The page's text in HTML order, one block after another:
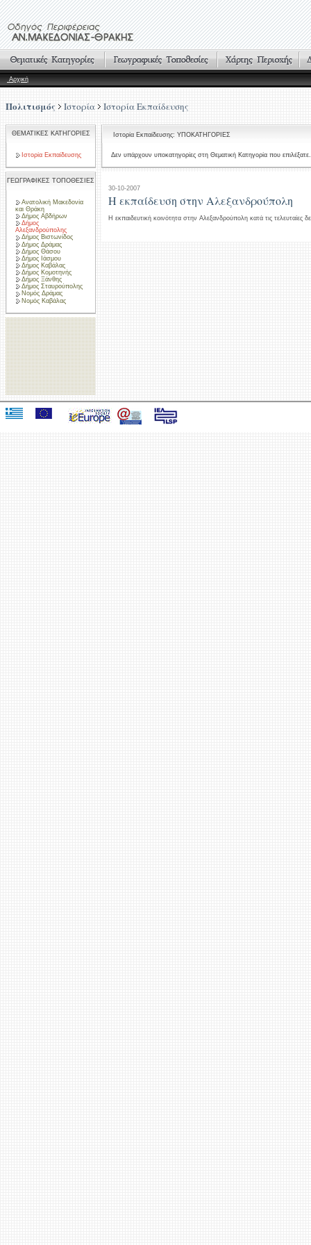
Αρχική
Πολιτισμός Ιστορία Ιστορία Εκπαίδευσης
ΘΕΜΑΤΙΚΕΣ ΚΑΤΗΓΟΡΙΕΣ
Ιστορία Εκπαίδευσης
ΓΕΩΓΡΑΦΙΚΕΣ ΤΟΠΟΘΕΣΙΕΣ
Ανατολική Μακεδονία
και Θράκη
Δήμος Αβδήρων
Δήμος
Αλεξανδρούπολης
Δήμος Βιστωνίδος
Δήμος Δράμας
Δήμος Θάσου
Δήμος Ιάσμου
Δήμος Καβάλας
Δήμος Κομοτηνής
Δήμος Ξάνθης
Δήμος Σταυρούπολης
Νομός Δράμας
Νομός Καβάλας
Ιστορία Εκπαίδευσης: ΥΠΟΚΑΤΗΓΟΡΙΕΣ
Δεν υπάρχουν υποκατηγορίες στη Θεματική Κατηγορία που επιλέξατε.
30-10-2007
Η εκπαίδευση στην Αλεξανδρούπολη
Η εκπαιδευτική κοινότητα στην Αλεξανδρούπολη κατά τις τελευταίες